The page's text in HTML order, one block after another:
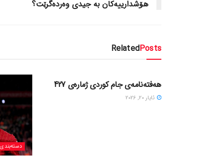
هۆشدارییه‌کان به‌ جیدی وه‌رده‌گرێت؟
RelatedPosts
هەفتەنامەی جام کوردی ژمارەی 427
ئایار 20, 2026